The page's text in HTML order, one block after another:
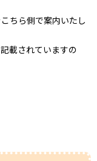
ちら側で案内いたし
載されていますの